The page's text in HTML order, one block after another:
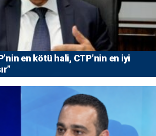
en kötü hali, CTP’nin en iyi